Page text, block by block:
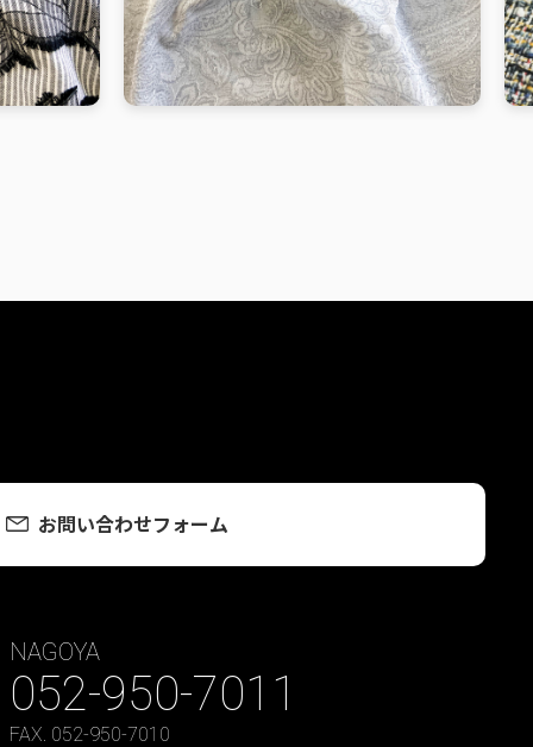
お問い合わせフォーム
NAGOYA
052-950-7011
FAX. 052-950-7010